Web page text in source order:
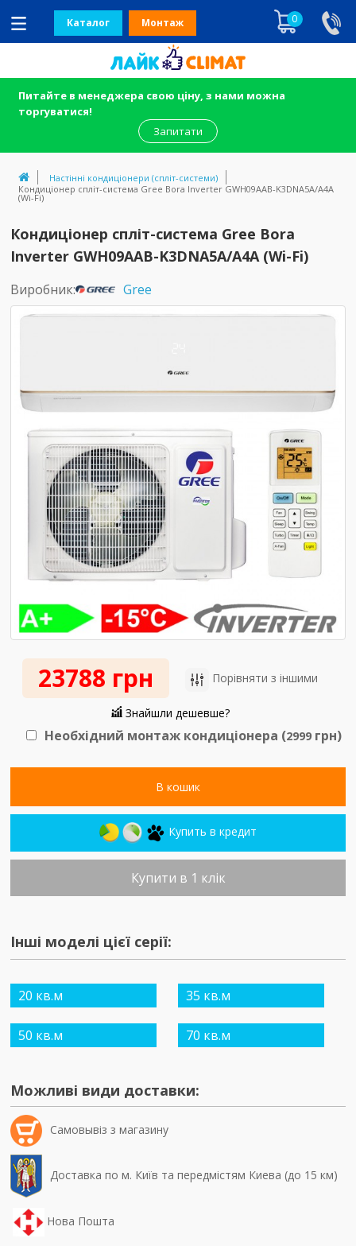
Каталог Монтаж 0
Питайте в менеджера свою ціну, з нами можна
торгуватися!
Запитати
Настінні кондиціонери (спліт-системи)
Кондиціонер спліт-система Gree Bora Inverter GWH09AAB-K3DNA5A/A4A
(Wi-Fi)
Кондиціонер спліт-система Gree Bora
Inverter GWH09AAB-K3DNA5A/A4A (Wi-Fi)
Виробник: Gree
23788 грн Порівняти з іншими
Знайшли дешевше?
Необхідний монтаж кондиціонера (2999 грн)
В кошик
Купить в кредит
Купити в 1 клік
Інші моделі цієї серії:
20 кв.м 35 кв.м
50 кв.м 70 кв.м
Можливі види доставки:
Самовывiз з магазину
Доставка по м. Київ та передмістям Киева (до 15 км)
Нова Пошта